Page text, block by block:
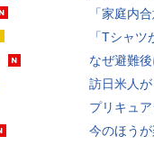
「家庭内
「Tシャ
なぜ避難
訪日米人
プリキュ
今のほう